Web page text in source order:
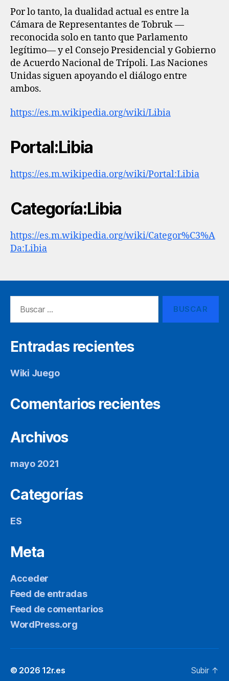
Por lo tanto, la dualidad actual es entre la
Cámara de Representantes de Tobruk —
reconocida solo en tanto que Parlamento
legítimo— y el Consejo Presidencial y Gobierno
de Acuerdo Nacional de Trípoli. Las Naciones
Unidas siguen apoyando el diálogo entre
ambos.
https://es.m.wikipedia.org/wiki/Libia
Portal:Libia
https://es.m.wikipedia.org/wiki/Portal:Libia
Categoría:Libia
https://es.m.wikipedia.org/wiki/Categor%C3%A
Da:Libia
Entradas recientes
Wiki Juego
Comentarios recientes
Archivos
mayo 2021
Categorías
ES
Meta
Acceder
Feed de entradas
Feed de comentarios
WordPress.org
© 2026 12r.es Subir ↑